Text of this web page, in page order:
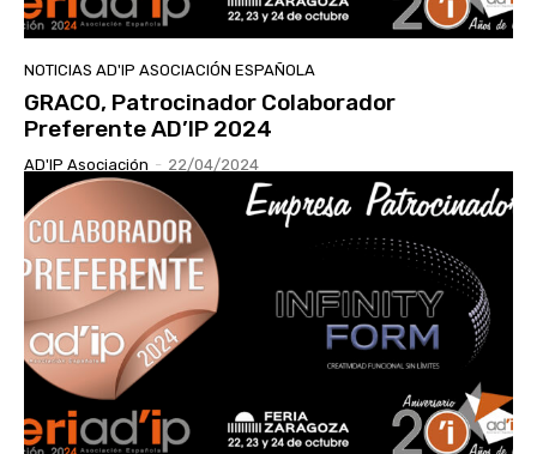
NOTICIAS AD'IP ASOCIACIÓN ESPAÑOLA
GRACO, Patrocinador Colaborador
Preferente AD’IP 2024
AD'IP Asociación - 22/04/2024